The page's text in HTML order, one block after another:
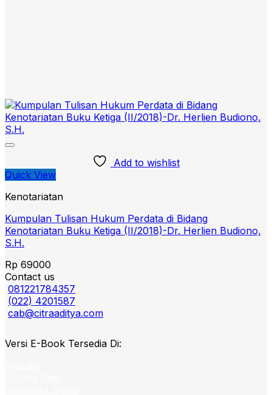
Add to wishlist
Quick View
Kenotariatan
Kumpulan Tulisan Hukum Perdata di Bidang
Kenotariatan Buku Ketiga (II/2018)-Dr. Herlien Budiono,
S.H.
Rp 69000
Contact us
081221784357
(022) 4201587
cab@citraaditya.com
Versi E-Book Tersedia Di: